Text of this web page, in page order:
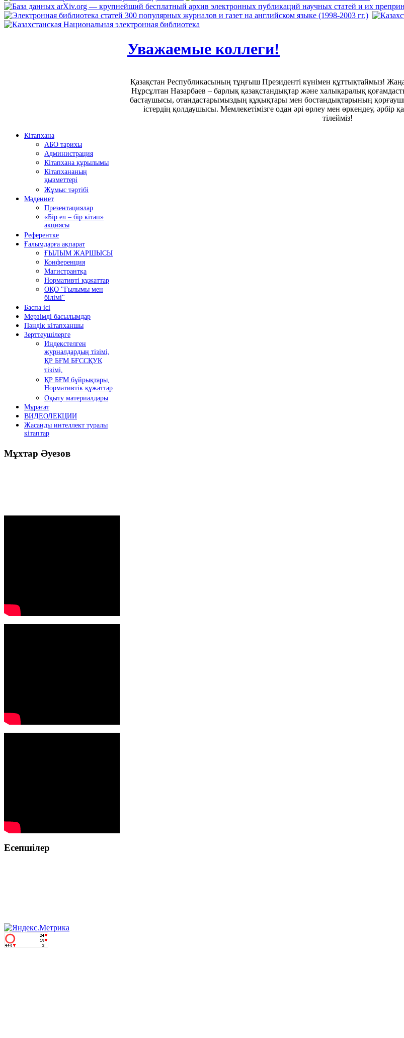
Уважаемые коллеги!
Қазақстан Республикасының тұңғыш Президенті күнімен құттықтаймыз! Жаңа
Нұрсұлтан Назарбаев – барлық қазақстандықтар және халықаралық
бастаушысы, отандастарымыздың құқықтары мен бостандықтарының
істердің қолдаушысы. Мемлекетімізге одан әрі өрлеу мен өркендеу, әрбір
тілейміз!
Кітапхана
АБО тарихы
Администрация
Кітапхана құрылымы
Кітапхананың
қызметтері
Жұмыс тәртібі
Мәдениет
Презентациялар
«Бір ел – бір кітап»
акциясы
Референтке
Ғалымдарға ақпарат
ҒЫЛЫМ ЖАРШЫСЫ
Конференция
Магистрантқа
Нормативті құжаттар
ОҚО "Ғылымы мен
білімі"
Баспа ісі
Мерзімді басылымдар
Пәндік кітапханшы
Зерттеушілерге
Индекстелген
журналдардың тізімі,
ҚР БҒМ БҒССҚУК
тізімі,
ҚР БҒМ бұйрықтары,
Нормативтік құжаттар
Оқыту материалдары
Мұрағат
ВИДЕОЛЕКЦИИ
Жасанды интеллект туралы
кітаптар
Мұхтар Әуезов
Есепшілер